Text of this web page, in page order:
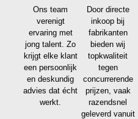
Ons team
verenigt
ervaring met
jong talent. Zo
krijgt elke klant
een persoonlijk
en deskundig
advies dat écht
werkt.
Door directe
inkoop bij
fabrikanten
bieden wij
topkwaliteit
tegen
concurrerende
prijzen, vaak
razendsnel
geleverd vanuit